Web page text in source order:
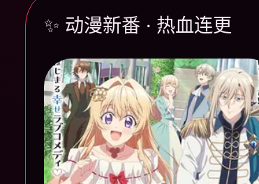
✨ 动漫新番 · 热血连更